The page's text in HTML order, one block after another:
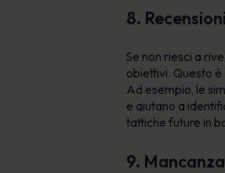
8.
Se non riesci a
obiettivi. Questo
Ad esempio, le
e aiutano a
tattiche future in
9.